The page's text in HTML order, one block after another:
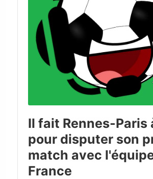
Il fait Rennes-Paris
pour disputer son
match avec
France